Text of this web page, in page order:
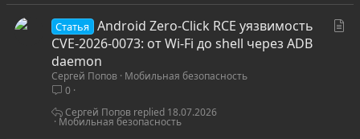
я
Статья
Android Zero-Click RCE уязвимость
CVE-2026-0073: от Wi-Fi до shell через ADB
daemon
Сергей Попов Мобильная безопасность
0
Мобильная безопасность
18.07.2026
Сергей Попов